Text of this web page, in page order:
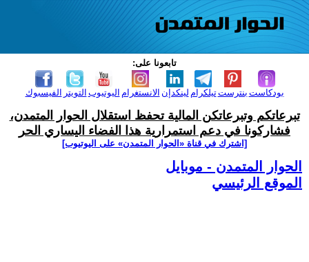
تابعونا على:
الفيسبوك التويتر اليوتيوب الانستغرام لينكدإن تيلكرامبنترست بودكاست
تبرعاتكم وتبرعاتكن المالية تحفظ استقلال الحوار المتمدن،
فشاركونا في دعم استمرارية هذا الفضاء اليساري الحر
[اشترك في قناة ‫«الحوار المتمدن» على اليوتيوب]
الحوار المتمدن - موبايل
الموقع الرئيسي